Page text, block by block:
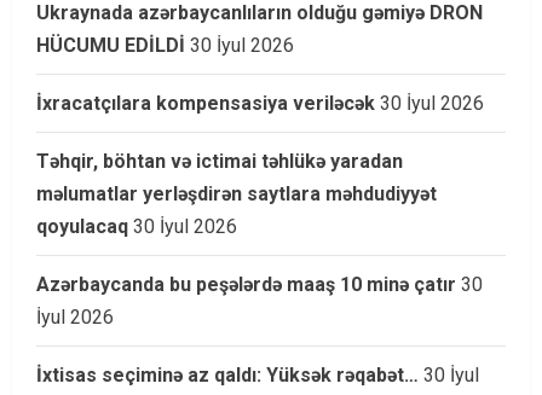
Ukraynada azərbaycanlıların olduğu gəmiyə DRON
HÜCUMU EDİLDİ 30 İyul 2026
İxracatçılara kompensasiya veriləcək 30 İyul 2026
Təhqir, böhtan və ictimai təhlükə yaradan
məlumatlar yerləşdirən saytlara məhdudiyyət
qoyulacaq 30 İyul 2026
Azərbaycanda bu peşələrdə maaş 10 minə çatır 30
İyul 2026
İxtisas seçiminə az qaldı: Yüksək rəqabət… 30 İyul